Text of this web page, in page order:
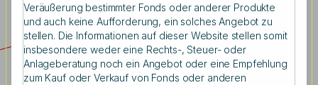
Suchbegriff eingeben
Sie möchten regelmäßig über die Kurse Ihrer
IQAM Invest-Fonds informiert sein?
Veräußerung bestimmter Fonds oder anderer Produkte
und auch keine Aufforderung, ein solches Angebot zu
stellen. Die Informationen auf dieser Website stellen somit
insbesondere weder eine Rechts-, Steuer- oder
Anlageberatung noch ein Angebot oder eine Empfehlung
zum Kauf oder Verkauf von Fonds oder anderen